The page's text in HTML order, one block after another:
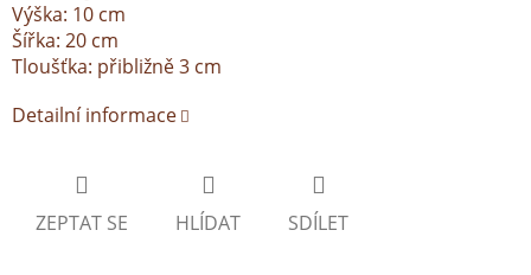
Výška: 10 cm
Šířka: 20 cm
Tloušťka: přibližně 3 cm
Detailní informace
ZEPTAT SE HLÍDAT SDÍLET